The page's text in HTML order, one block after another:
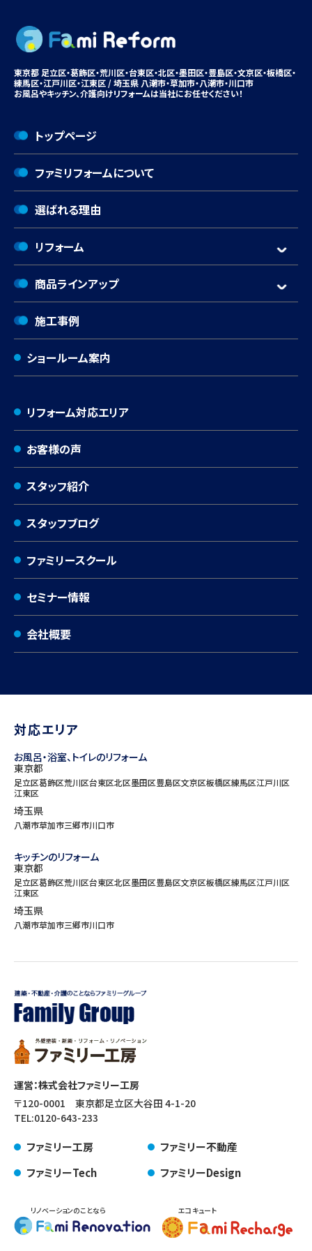
東京都 足立区・葛飾区・荒川区・台東区・北区・墨田区・豊島区・文京区・板橋区・
練馬区・江戸川区・江東区 / 埼玉県 八潮市・草加市・八潮市・川口市
お風呂やキッチン、介護向けリフォームは当社にお任せください！
トップページ
ファミリフォームについて
選ばれる理由
リフォーム
商品ラインアップ
施工事例
ショールーム案内
リフォーム対応エリア
お客様の声
スタッフ紹介
スタッフブログ
ファミリースクール
セミナー情報
会社概要
対応エリア
お風呂・浴室、トイレのリフォーム
東京都
足立区葛飾区荒川区台東区北区墨田区豊島区文京区板橋区練馬区江戸川区
江東区
埼玉県
八潮市草加市三郷市川口市
キッチンのリフォーム
東京都
足立区葛飾区荒川区台東区北区墨田区豊島区文京区板橋区練馬区江戸川区
江東区
埼玉県
八潮市草加市三郷市川口市
運営：株式会社ファミリー工房
〒120-0001 東京都足立区大谷田 4-1-20
TEL:0120-643-233
ファミリー工房
ファミリー不動産
ファミリーTech
ファミリーDesign
リノベーションのことなら エコキュート